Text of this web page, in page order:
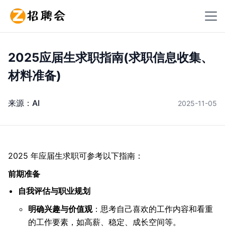
2025应届生求职指南(求职信息收集、
材料准备)
来源： AI 2025-11-05
2025 年应届生求职可参考以下指南：
前期准备
自我评估与职业规划
明确兴趣与价值观：思考自己喜欢的工作内容和看重
的工作要素，如高薪、稳定、成长空间等。